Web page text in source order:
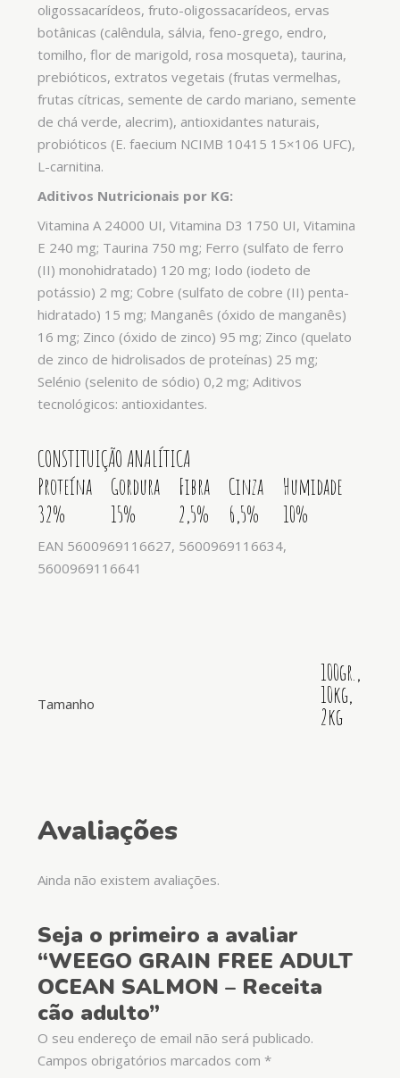
oligossacarídeos, fruto-oligossacarídeos, ervas
botânicas (calêndula, sálvia, feno-grego, endro,
tomilho, flor de marigold, rosa mosqueta), taurina,
prebióticos, extratos vegetais (frutas vermelhas,
frutas cítricas, semente de cardo mariano, semente
de chá verde, alecrim), antioxidantes naturais,
probióticos (E. faecium NCIMB 10415 15×106 UFC),
L-carnitina.
Aditivos Nutricionais por KG:
Vitamina A 24000 UI, Vitamina D3 1750 UI, Vitamina
E 240 mg; Taurina 750 mg; Ferro (sulfato de ferro
(II) monohidratado) 120 mg; Iodo (iodeto de
potássio) 2 mg; Cobre (sulfato de cobre (II) penta-
hidratado) 15 mg; Manganês (óxido de manganês)
16 mg; Zinco (óxido de zinco) 95 mg; Zinco (quelato
de zinco de hidrolisados de proteínas) 25 mg;
Selénio (selenito de sódio) 0,2 mg; Aditivos
tecnológicos: antioxidantes.
CONSTITUIÇÃO ANALÍTICA
Proteína
Gordura Fibra Cinza
Humidade
32%
15% 2,5% 6,5% 10%
EAN 5600969116627, 5600969116634,
5600969116641
Tamanho
100gr.,
10kg,
2kg
Avaliações
Ainda não existem avaliações.
Seja o primeiro a avaliar
“WEEGO GRAIN FREE ADULT
OCEAN SALMON – Receita
cão adulto”
O seu endereço de email não será publicado.
Campos obrigatórios marcados com *